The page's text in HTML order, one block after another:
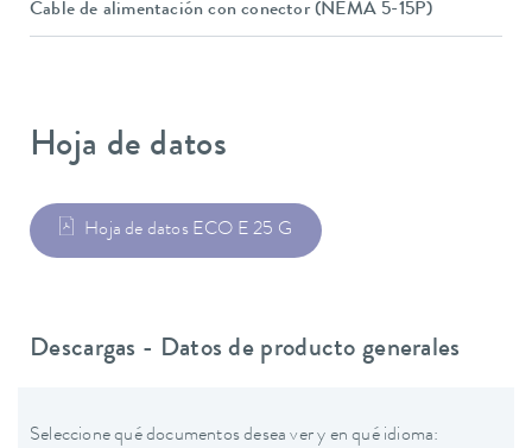
Cable de alimentación con conector (NEMA 5-15P)
Hoja de datos
Hoja de datos ECO E 25 G
Descargas - Datos de producto generales
Seleccione qué documentos desea ver y en qué idioma: